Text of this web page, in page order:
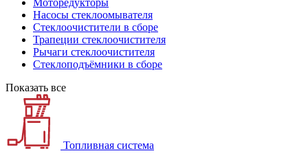
Моторедукторы
Насосы стеклоомывателя
Стеклоочистители в сборе
Трапеции стеклоочистителя
Рычаги стеклоочистителя
Стеклоподъёмники в сборе
Показать все
Топливная система